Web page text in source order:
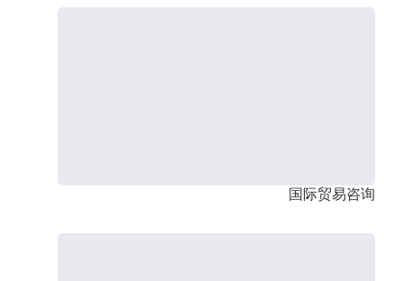
国际贸易咨询